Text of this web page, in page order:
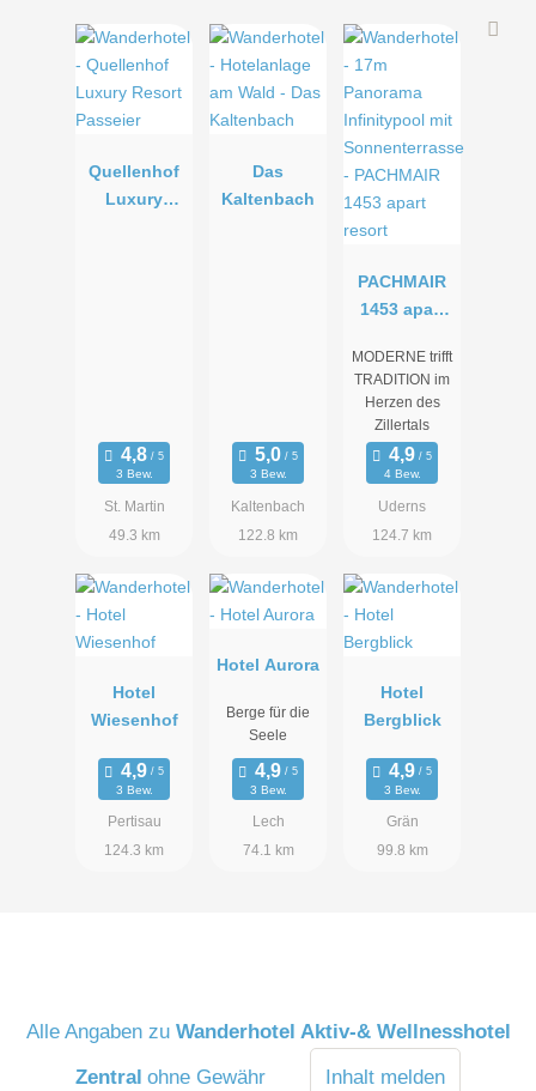
Quellenhof
Luxury
3 Bew.
St. Martin
49.3 km
Das
Kaltenbach
3 Bew.
Kaltenbach
122.8 km
PACHMAIR
1453 apart
MODERNE trifft
TRADITION im
Herzen des
Zillertals
4 Bew.
Uderns
124.7 km
Hotel
Wiesenhof
3 Bew.
Pertisau
124.3 km
Hotel Aurora
Berge für die
Seele
3 Bew.
Lech
74.1 km
Hotel
Bergblick
3 Bew.
Grän
99.8 km
Alle Angaben zu Wanderhotel Aktiv-& Wellnesshotel
Zentral ohne Gewähr Inhalt melden